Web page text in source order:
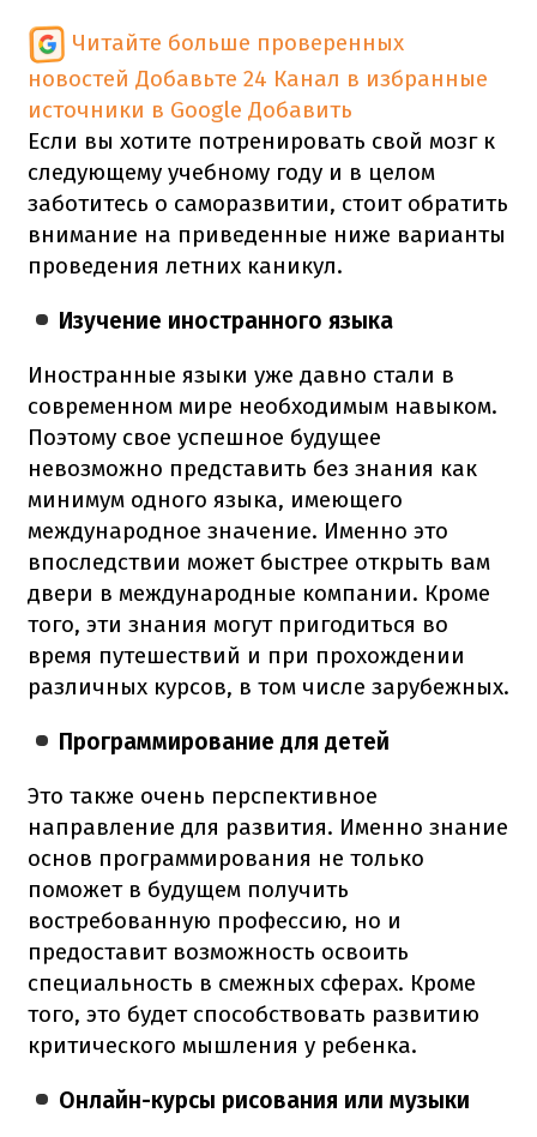
Читайте больше проверенных
новостей Добавьте 24 Канал в избранные
источники в Google Добавить
Если вы хотите потренировать свой мозг к
следующему учебному году и в целом
заботитесь о саморазвитии, стоит обратить
внимание на приведенные ниже варианты
проведения летних каникул.
Изучение иностранного языка
Иностранные языки уже давно стали в
современном мире необходимым навыком.
Поэтому свое успешное будущее
невозможно представить без знания как
минимум одного языка, имеющего
международное значение. Именно это
впоследствии может быстрее открыть вам
двери в международные компании. Кроме
того, эти знания могут пригодиться во
время путешествий и при прохождении
различных курсов, в том числе зарубежных.
Программирование для детей
Это также очень перспективное
направление для развития. Именно знание
основ программирования не только
поможет в будущем получить
востребованную профессию, но и
предоставит возможность освоить
специальность в смежных сферах. Кроме
того, это будет способствовать развитию
критического мышления у ребенка.
Онлайн-курсы рисования или музыки